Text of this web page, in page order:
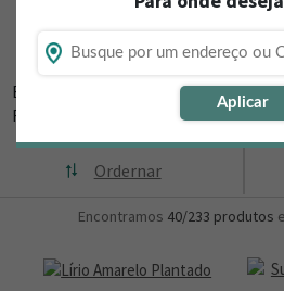
Aplicar
Flores, Cestas e
Gameleiras - RN
Está procurando loja de presente online
RN? Então, navegue
Ordernar
Encontramos 40/233 produtos